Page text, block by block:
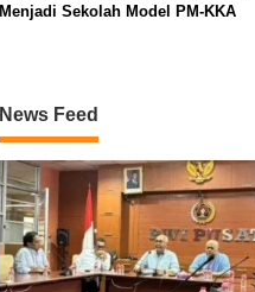
Menjadi Sekolah Model PM-KKA
News Feed